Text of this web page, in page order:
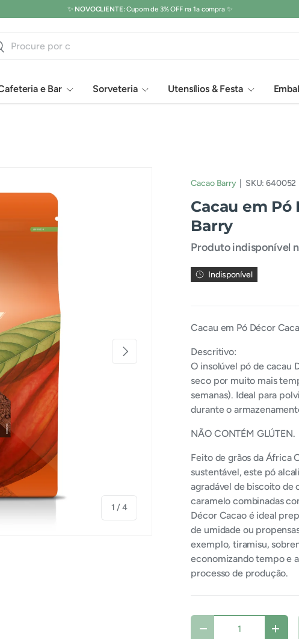
Os melhores Chocolatesvocê encontra aqui. 🍫🍩🍪
e Bar Sorveteria Utensílios & Festa
1 / De
4
Próximo
Cacao Barry| SKU: 640052
Cacau em Pó
Barry
Produto indisponível
Indisponível
Cacau em Pó Décor
Descritivo:
O insolúvel pó de cacau
seco por muito mais
semanas). Ideal para
durante o
NÃO CONTÉM GLÚTEN.
Feito de grãos da África
sustentável, este pó
agradável de biscoito de
caramelo combinadas
Décor Cacao é ideal
de umidade ou
exemplo, tiramisu,
economizando tempo e
processo de produção.
Qtde
Diminuir quantidade